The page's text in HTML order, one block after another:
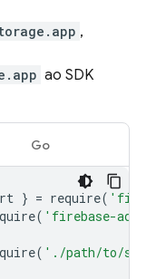
,
ao SDK
Go
} = require(
( 'firebase-
( './path/to/